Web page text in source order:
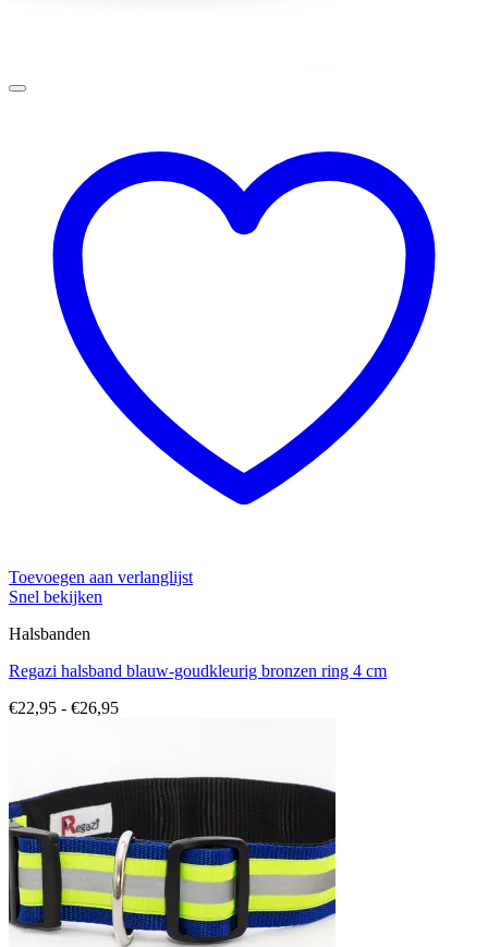
Toevoegen aan verlanglijst
Snel bekijken
Halsbanden
Regazi halsband blauw-goudkleurig bronzen ring 4 cm
€22,95 - €26,95Prijsklasse: